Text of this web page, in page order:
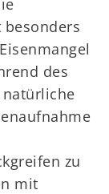
des
zu
mit